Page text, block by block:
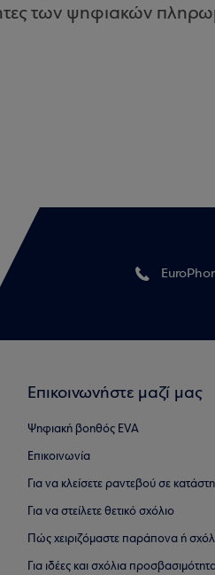
των ψηφιακών
Επικοινωνήστε μαζί μας
Ψηφιακή βοηθός EVA
Επικοινωνία
Για να κλείσετε ραντεβού σε
Για να στείλετε θετικό σχόλιο
Πώς χειριζόμαστε παράπονα ή
Για ιδέες και σχόλια